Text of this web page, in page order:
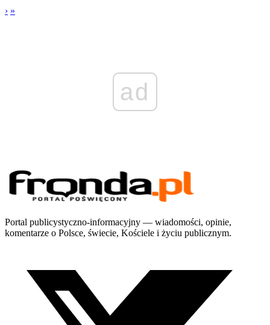
› »
ad
Portal publicystyczno-informacyjny — wiadomości, opinie,
komentarze o Polsce, świecie, Kościele i życiu publicznym.